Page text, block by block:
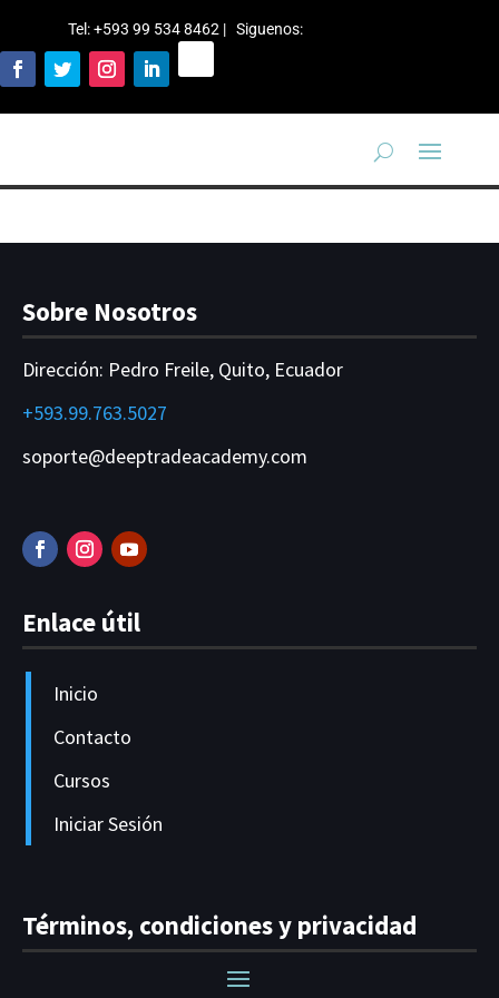
Tel: +593 99 534 8462 | Siguenos:
Sobre Nosotros
Dirección: Pedro Freile, Quito, Ecuador
+593.99.763.5027
soporte@deeptradeacademy.com
Enlace útil
Inicio
Contacto
Cursos
Iniciar Sesión
Términos, condiciones y privacidad